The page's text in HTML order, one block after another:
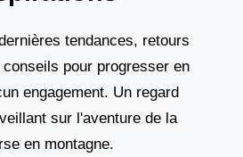
tendances, retours
pour progresser en
engagement. Un regard
sur l'aventure de la
en montagne.